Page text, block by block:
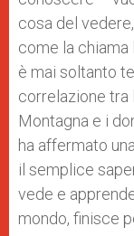
cosa del
come la chiama
è mai soltanto
correlazione tra
Montagna e i
ha affermato
il semplice
vede e
mondo, finisce